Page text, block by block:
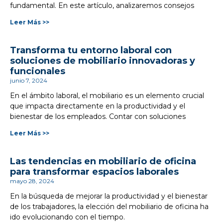
fundamental. En este artículo, analizaremos consejos
Leer Más >>
Transforma tu entorno laboral con
soluciones de mobiliario innovadoras y
funcionales
junio 7, 2024
En el ámbito laboral, el mobiliario es un elemento crucial
que impacta directamente en la productividad y el
bienestar de los empleados. Contar con soluciones
Leer Más >>
Las tendencias en mobiliario de oficina
para transformar espacios laborales
mayo 28, 2024
En la búsqueda de mejorar la productividad y el bienestar
de los trabajadores, la elección del mobiliario de oficina ha
ido evolucionando con el tiempo.